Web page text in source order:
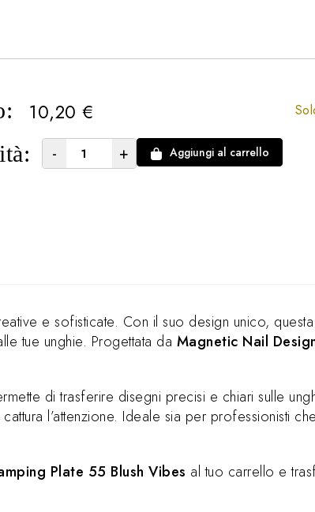
10,20€
- + Aggiungi al carrello
e sofisticate. Con il suo design unico,
tue unghie. Progettata da Magnetic Nail
di trasferire disegni precisi e chiari sulle
l’attenzione. Ideale sia per professionisti
Plate 55 Blush Vibes al tuo carrello e